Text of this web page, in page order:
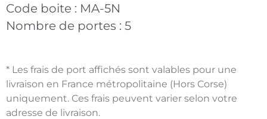
Code boite : MA-5N
Nombre de portes : 5
* Les frais de port affichés sont valables pour une
livraison en France métropolitaine (Hors Corse)
uniquement. Ces frais peuvent varier selon votre
adresse de livraison.